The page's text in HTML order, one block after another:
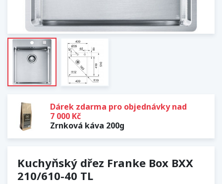
Dárek zdarma pro objednávky nad
7 000 Kč
Zrnková káva 200g
Kuchyňský dřez Franke Box BXX
210/610-40 TL